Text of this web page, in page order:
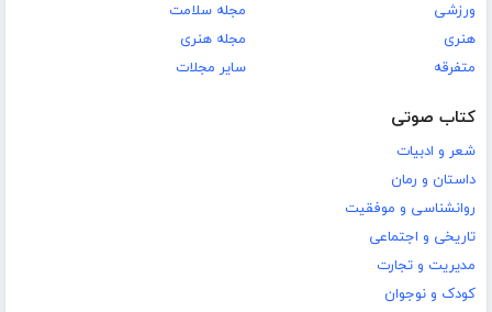
ورزشی
هنری
متفرقه
مجله سلامت
مجله هنری
سایر مجلات
کتاب صوتی
شعر و ادبیات
داستان و رمان
روانشناسی و موفقیت
تاریخی و اجتماعی
مدیریت و تجارت
کودک و نوجوان